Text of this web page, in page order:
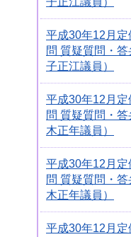
平成30年12月
問 質疑質問・
子正江議員）
平成30年12月
問 質疑質問・
木正年議員）
平成30年12月
問 質疑質問・
木正年議員）
平成30年12月